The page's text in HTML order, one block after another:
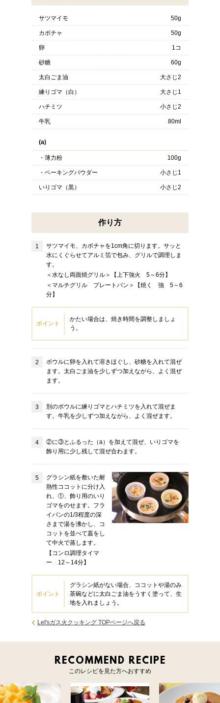
サツマイモ 50g
カボチャ 50g
卵 1コ
砂糖 60g
太白ごま油 大さじ2
練りゴマ（白） 大さじ1
ハチミツ 小さじ2
牛乳 80ml
(a)
・薄力粉 100g
・ベーキングパウダー 小さじ1
いりゴマ（黒） 小さじ2
作り方
サツマイモ、カボチャを1cm角に切ります。サッと
水にくぐらせてアルミ箔で包み、グリルで調理しま
す。
＜水なし両面焼グリル＞【上下強火 5～6分】
＜マルチグリル プレートパン＞【焼く 強 5～6
分】
ポイント
かたい場合は、焼き時間を調整しましょ
う。
ボウルに卵を入れて溶きほぐし、砂糖を入れて混ぜ
ます。太白ごま油を少しずつ加えながら、よく混ぜ
ます。
別のボウルに練りゴマとハチミツを入れて混ぜま
す。牛乳を少しずつ加えながら、よく混ぜます。
②に③とふるった（a）を加えて混ぜ、いりゴマを
飾り用に少し残して混ぜ合わます。
グラシン紙を敷いた耐
熱性ココットに分け入
れ、①、飾り用のいり
ゴマをのせます。フラ
イパンの1/3程度の深
さまで湯を沸かし、コ
コットを並べて蓋をし
て中火で蒸します。
【コンロ調理タイマ
ー 12～14分】
ポイント
グラシン紙がない場合、ココットや湯のみ
茶碗などに太白ごま油をうすく塗って、生
地を入れましょう。
Let'sガス火クッキング TOPページへ戻る
RECOMMEND RECIPE
このレシピを見た方へおすすめ